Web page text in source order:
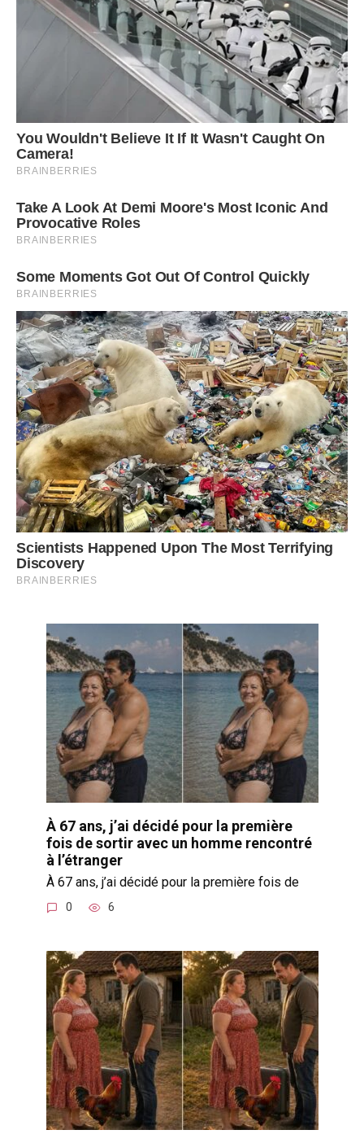
À 67 ans, j’ai décidé pour la première
fois de sortir avec un homme rencontré
à l’étranger
À 67 ans, j’ai décidé pour la première fois de
0 6